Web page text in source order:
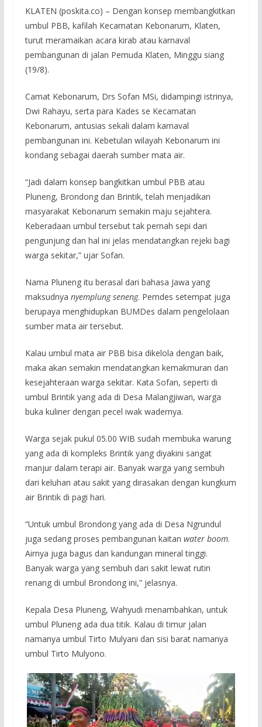
KLATEN (poskita.co) – Dengan konsep membangkitkan
umbul PBB, kafilah Kecamatan Kebonarum, Klaten,
turut meramaikan acara kirab atau karnaval
pembangunan di jalan Pemuda Klaten, Minggu siang
(19/8).
Camat Kebonarum, Drs Sofan MSi, didampingi istrinya,
Dwi Rahayu, serta para Kades se Kecamatan
Kebonarum, antusias sekali dalam karnaval
pembangunan ini. Kebetulan wilayah Kebonarum ini
kondang sebagai daerah sumber mata air.
“Jadi dalam konsep bangkitkan umbul PBB atau
Pluneng, Brondong dan Brintik, telah menjadikan
masyarakat Kebonarum semakin maju sejahtera.
Keberadaan umbul tersebut tak pernah sepi dari
pengunjung dan hal ini jelas mendatangkan rejeki bagi
warga sekitar,” ujar Sofan.
Nama Pluneng itu berasal dari bahasa Jawa yang
maksudnya nyemplung seneng. Pemdes setempat juga
berupaya menghidupkan BUMDes dalam pengelolaan
sumber mata air tersebut.
Kalau umbul mata air PBB bisa dikelola dengan baik,
maka akan semakin mendatangkan kemakmuran dan
kesejahteraan warga sekitar. Kata Sofan, seperti di
umbul Brintik yang ada di Desa Malangjiwan, warga
buka kuliner dengan pecel iwak wadernya.
Warga sejak pukul 05.00 WIB sudah membuka warung
yang ada di kompleks Brintik yang diyakini sangat
manjur dalam terapi air. Banyak warga yang sembuh
dari keluhan atau sakit yang dirasakan dengan kungkum
air Brintik di pagi hari.
“Untuk umbul Brondong yang ada di Desa Ngrundul
juga sedang proses pembangunan kaitan water boom.
Airnya juga bagus dan kandungan mineral tinggi.
Banyak warga yang sembuh dari sakit lewat rutin
renang di umbul Brondong ini,” jelasnya.
Kepala Desa Pluneng, Wahyudi menambahkan, untuk
umbul Pluneng ada dua titik. Kalau di timur jalan
namanya umbul Tirto Mulyani dan sisi barat namanya
umbul Tirto Mulyono.